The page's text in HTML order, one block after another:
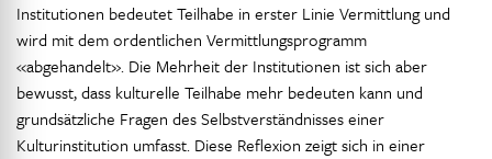
Institutionen bedeutet Teilhabe in erster Linie Vermittlung und
wird mit dem ordentlichen Vermittlungsprogramm
«abgehandelt». Die Mehrheit der Institutionen ist sich aber
bewusst, dass kulturelle Teilhabe mehr bedeuten kann und
grundsätzliche Fragen des Selbstverständnisses einer
Kulturinstitution umfasst. Diese Reflexion zeigt sich in einer